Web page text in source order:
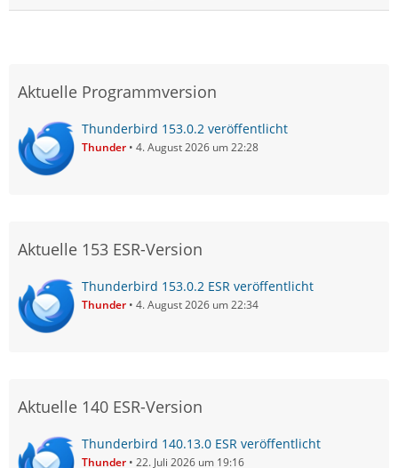
Aktuelle Programmversion
Thunderbird 153.0.2 veröffentlicht
Thunder 4. August 2026 um 22:28
Aktuelle 153 ESR-Version
Thunderbird 153.0.2 ESR veröffentlicht
Thunder 4. August 2026 um 22:34
Aktuelle 140 ESR-Version
Thunderbird 140.13.0 ESR veröffentlicht
Thunder 22. Juli 2026 um 19:16